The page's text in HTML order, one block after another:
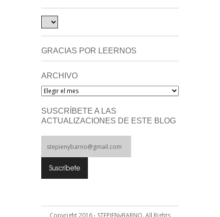
GRACIAS POR LEERNOS
ARCHIVO
Archivo
SUSCRÍBETE A LAS
ACTUALIZACIONES DE ESTE BLOG